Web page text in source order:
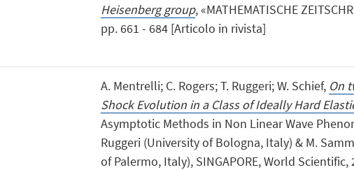
Heisenberg group, «MATHEMATISCHE
pp. 661 - 684 [Articolo in rivista]
A. Mentrelli; C. Rogers; T. Ruggeri; W. Schief, On
Shock Evolution in a Class of Ideally Hard
Asymptotic Methods in Non Linear Wave
Ruggeri (University of Bologna, Italy) & M.
of Palermo, Italy), SINGAPORE, World Scientific,